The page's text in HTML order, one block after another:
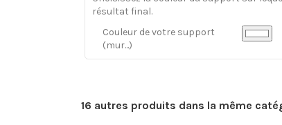
résultat final.
Couleur de votre support
(mur...)
16 autres produits dans la même